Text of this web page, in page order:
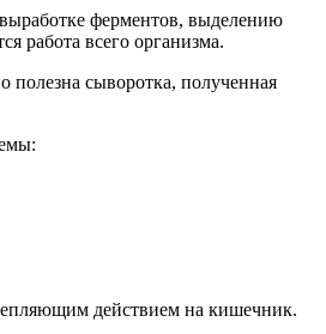
ферментов, выделению
работа всего организма.
сыворотка, полученная
действием на кишечник.